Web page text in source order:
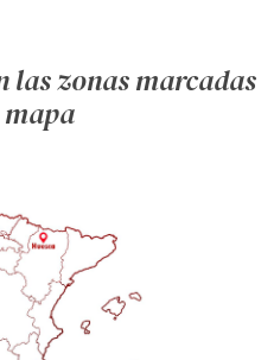
las zonas marcadas
mapa